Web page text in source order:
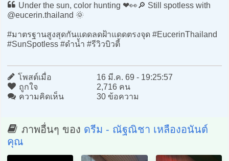
Under the sun, color hunting ❤️👀🔎 Still spotless with
@eucerin.thailand 🌞
#มาตรฐานสูงสุดกันแดดลดฝ้าแดดตรงจุด #EucerinThailand
#SunSpotless #ดำน้ำ #รีวิวบิวตี้
โพสต์เมื่อ
16 มี.ค. 69 - 19:25:57
ถูกใจ
2,716 คน
ความคิดเห็น
30 ข้อความ
ภาพอื่นๆ ของ ดรีม - ณัฐณิชา เหลืองอนันต์
คุณ